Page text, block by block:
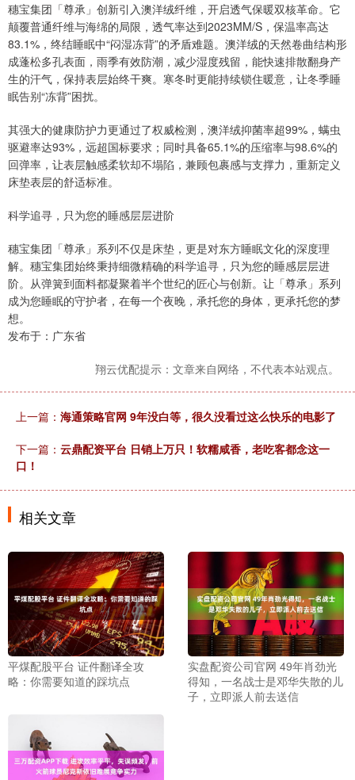
穗宝集团「尊承」创新引入澳洋绒纤维，开启透气保暖双核革命。它
颠覆普通纤维与海绵的局限，透气率达到2023MM/S，保温率高达
83.1%，终结睡眠中“闷湿冻背”的矛盾难题。澳洋绒的天然卷曲结构形
成蓬松多孔表面，雨季有效防潮，减少湿度残留，能快速排散翻身产
生的汗气，保持表层始终干爽。寒冬时更能持续锁住暖意，让冬季睡
眠告别“冻背”困扰。
其强大的健康防护力更通过了权威检测，澳洋绒抑菌率超99%，螨虫
驱避率达93%，远超国标要求；同时具备65.1%的压缩率与98.6%的
回弹率，让表层触感柔软却不塌陷，兼顾包裹感与支撑力，重新定义
床垫表层的舒适标准。
科学追寻，只为您的睡感层层进阶
穗宝集团「尊承」系列不仅是床垫，更是对东方睡眠文化的深度理
解。穗宝集团始终秉持细微精确的科学追寻，只为您的睡感层层进
阶。从弹簧到面料都凝聚着半个世纪的匠心与创新。让「尊承」系列
成为您睡眠的守护者，在每一个夜晚，承托您的身体，更承托您的梦
想。
发布于：广东省
翔云优配提示：文章来自网络，不代表本站观点。
上一篇： 海通策略官网 9年没白等，很久没看过这么快乐的电影了
下一篇： 云鼎配资平台 日销上万只！软糯咸香，老吃客都念这一
口！
相关文章
平煤配股平台 证件翻译全攻
略：你需要知道的踩坑点
实盘配资公司官网 49年肖劲光
得知，一名战士是邓华失散的儿
子，立即派人前去送信